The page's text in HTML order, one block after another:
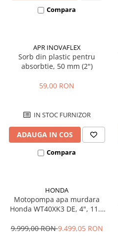
Compara
APR INOVAFLEX
Sorb din plastic pentru
absorbtie, 50 mm (2")
59,00 RON
IN STOC FURNIZOR
ADAUGA IN COS
Compara
HONDA
Motopompa apa murdara
Honda WT40XK3 DE, 4", 11.8
Hmax. 25 m
9.999,00 RON9.499,05 RON